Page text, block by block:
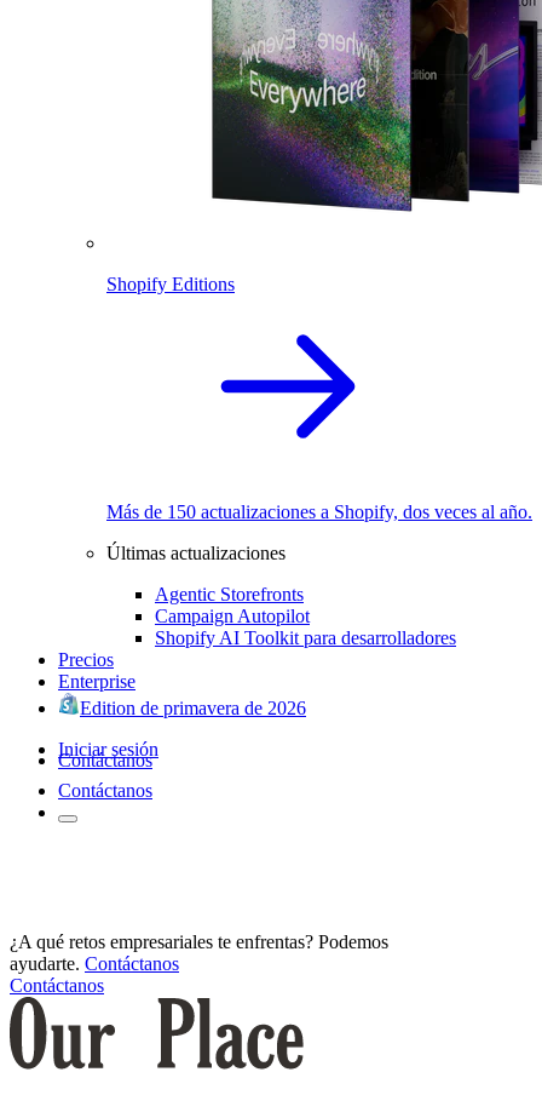
Shopify Editions
Más de 150 actualizaciones a Shopify, dos veces al año.
Últimas actualizaciones
Agentic Storefronts
Campaign Autopilot
Shopify AI Toolkit para desarrolladores
Precios
Enterprise
Edition de primavera de 2026
Iniciar sesión
Contáctanos
Contáctanos
¿A qué retos empresariales te enfrentas? Podemos
ayudarte. Contáctanos
Contáctanos